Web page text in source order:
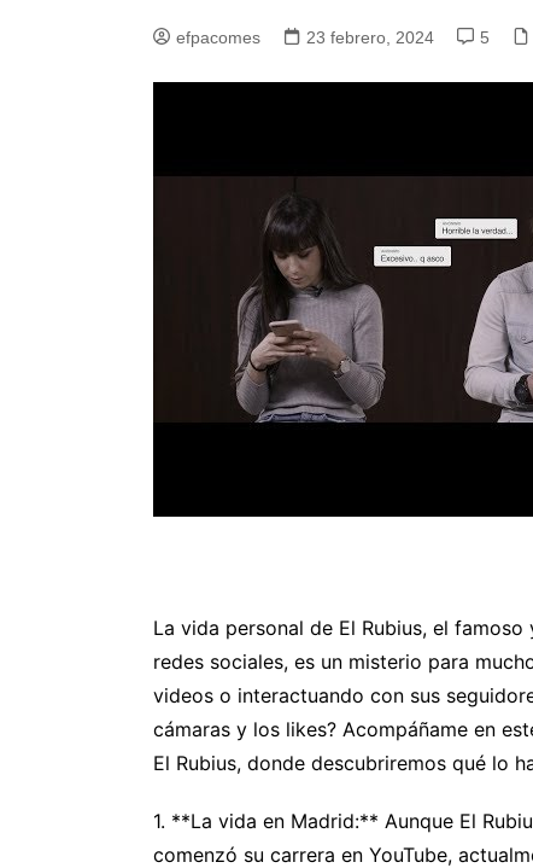
efpacomes 23 febrero, 2024 5
La vida personal de El Rubius, el
redes sociales, es un misterio para
videos o interactuando con sus
cámaras y los likes? Acompáñame en
El Rubius, donde descubriremos qué lo
1. **La vida en Madrid:** Aunque El
comenzó su carrera en YouTube,